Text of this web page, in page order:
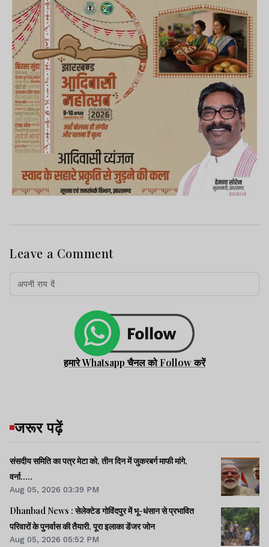
Leave a Comment
हमारे Whatsapp चैनल को Follow करें
जरूर पढ़ें
संसदीय समिति का पत्र मेटा को, तीन दिन में जुकरबर्ग माफी मांगे,
वर्ना.....
Aug 05, 2026 03:39 PM
Dhanbad News : सेलेक्टेड गोविंदपुर में भू-धंसान से प्रभावित
परिवारों के पुनर्वास की तैयारी, पूरा इलाका डेंजर जोन
Aug 05, 2026 05:52 PM